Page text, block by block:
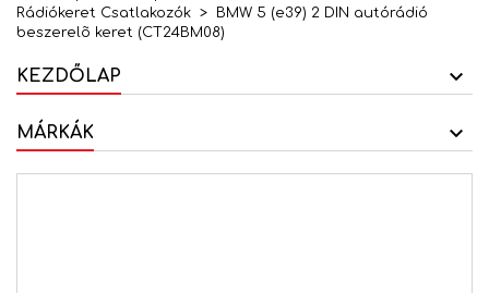
Rádiókeret Csatlakozók
BMW 5 (e39) 2 DIN autórádió
beszerelõ keret (CT24BM08)
KEZDŐLAP
MÁRKÁK
Mégsem
Mégsem Bejelentkezés